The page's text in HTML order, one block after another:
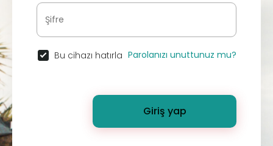
Bu cihazı hatırla Parolanızı unuttunuz mu?
Giriş yap